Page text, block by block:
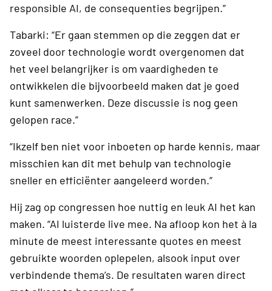
responsible AI, de consequenties begrijpen.”
Tabarki: “Er gaan stemmen op die zeggen dat er
zoveel door technologie wordt overgenomen dat
het veel belangrijker is om vaardigheden te
ontwikkelen die bijvoorbeeld maken dat je goed
kunt samenwerken. Deze discussie is nog geen
gelopen race.”
“Ikzelf ben niet voor inboeten op harde kennis, maar
misschien kan dit met behulp van technologie
sneller en efficiënter aangeleerd worden.”
Hij zag op congressen hoe nuttig en leuk AI het kan
maken. “AI luisterde live mee. Na afloop kon het à la
minute de meest interessante quotes en meest
gebruikte woorden oplepelen, alsook input over
verbindende thema’s. De resultaten waren direct